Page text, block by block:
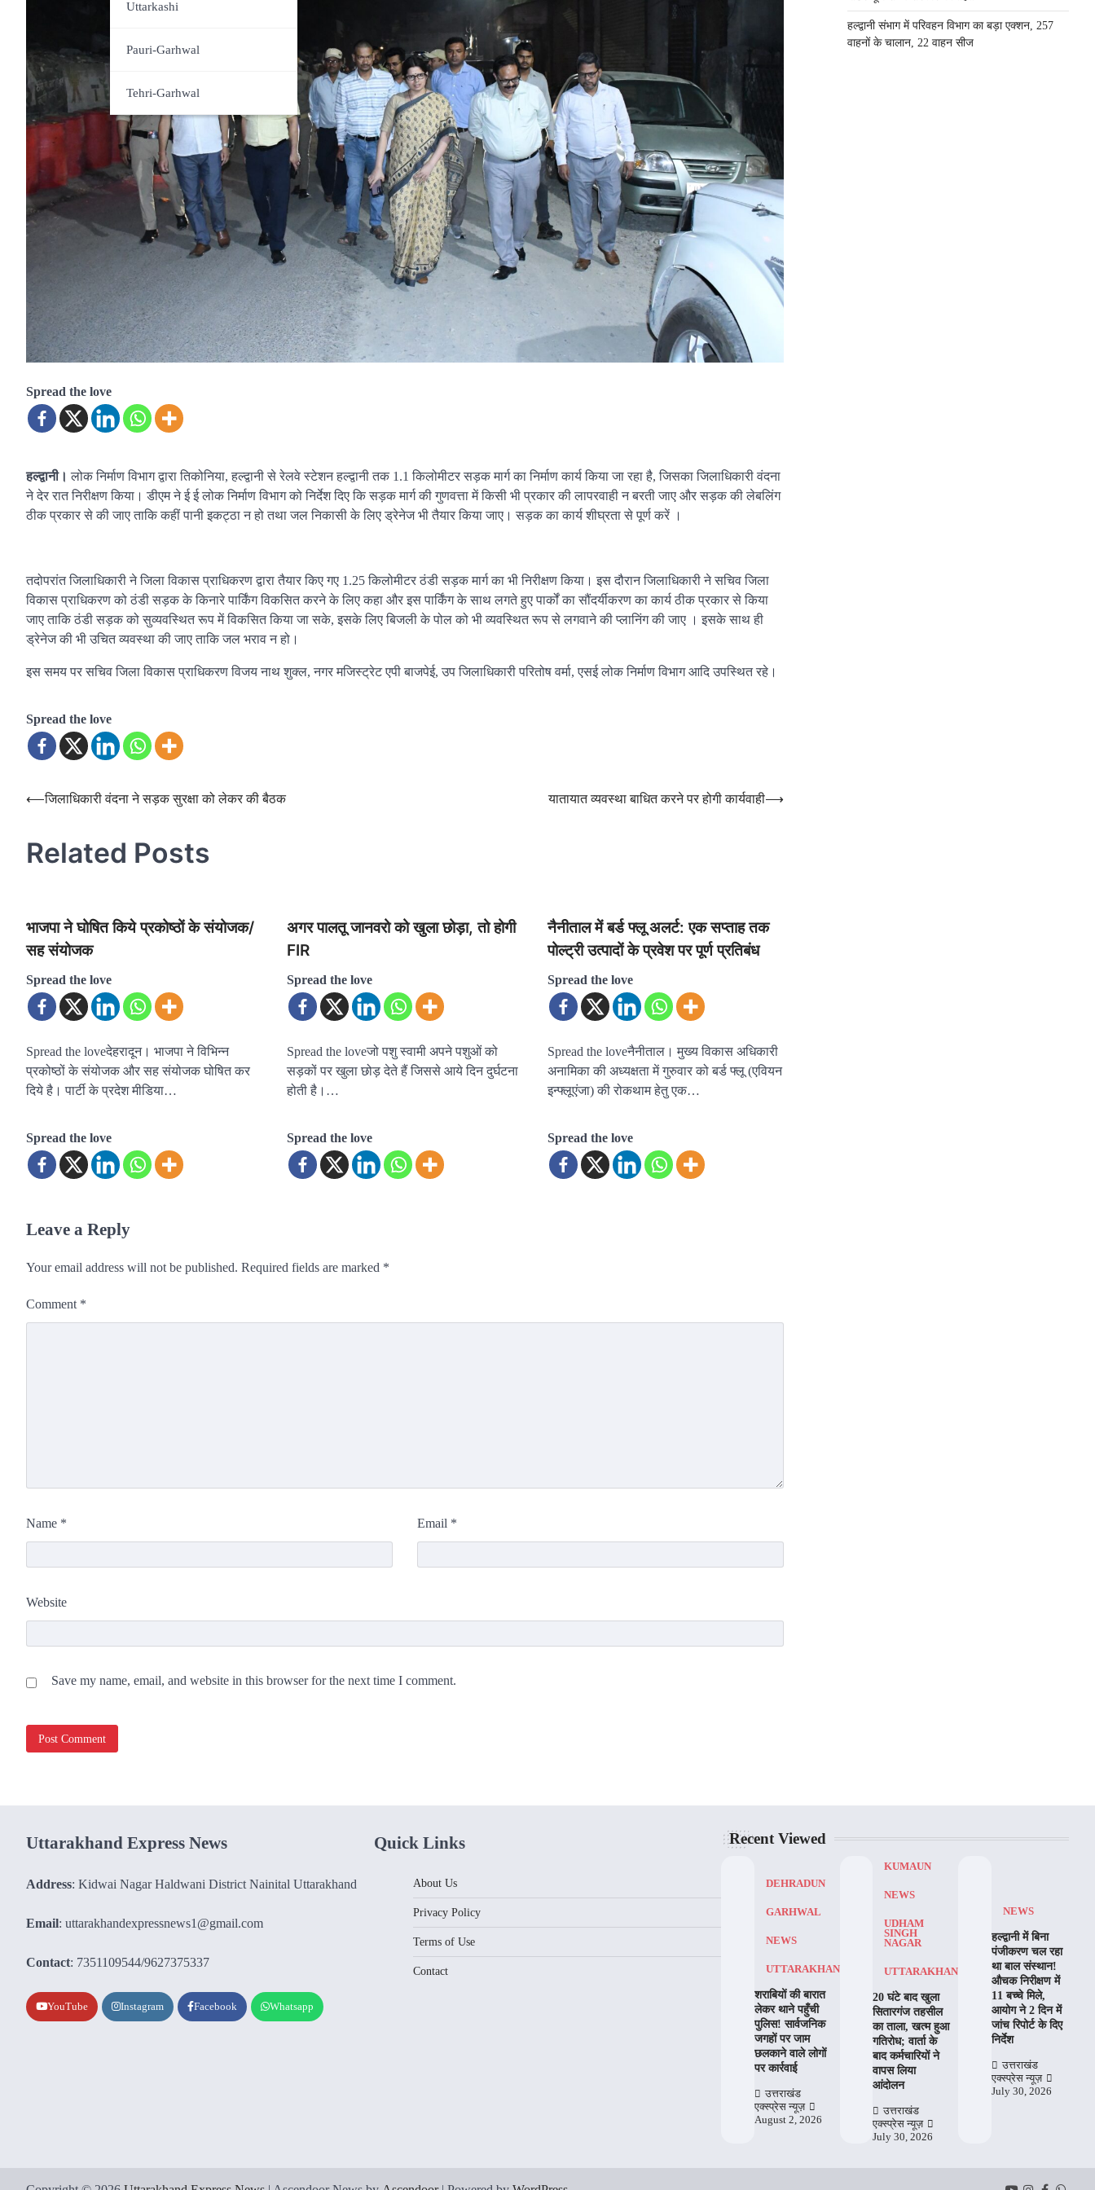
Udham Singh Nagar
Uttarkashi
Pauri-Garhwal
Tehri-Garhwal
Spread the love
हल्द्वानी। लोक निर्माण विभाग द्वारा तिकोनिया, हल्द्वानी से रेलवे स्टेशन हल्द्वानी तक 1.1 किलोमीटर सड़क मार्ग का निर्माण कार्य किया जा रहा है, जिसका जिलाधिकारी वंदना
ने देर रात निरीक्षण किया। डीएम ने ई ई लोक निर्माण विभाग को निर्देश दिए कि सड़क मार्ग की गुणवत्ता में किसी भी प्रकार की लापरवाही न बरती जाए और सड़क की लेबलिंग
ठीक प्रकार से की जाए ताकि कहीं पानी इकट्ठा न हो तथा जल निकासी के लिए ड्रेनेज भी तैयार किया जाए। सड़क का कार्य शीघ्रता से पूर्ण करें ।
तदोपरांत जिलाधिकारी ने जिला विकास प्राधिकरण द्वारा तैयार किए गए 1.25 किलोमीटर ठंडी सड़क मार्ग का भी निरीक्षण किया। इस दौरान जिलाधिकारी ने सचिव जिला
विकास प्राधिकरण को ठंडी सड़क के किनारे पार्किंग विकसित करने के लिए कहा और इस पार्किंग के साथ लगते हुए पार्कों का सौंदर्यीकरण का कार्य ठीक प्रकार से किया
जाए ताकि ठंडी सड़क को सुव्यवस्थित रूप में विकसित किया जा सके, इसके लिए बिजली के पोल को भी व्यवस्थित रूप से लगवाने की प्लानिंग की जाए । इसके साथ ही
ड्रेनेज की भी उचित व्यवस्था की जाए ताकि जल भराव न हो।
इस समय पर सचिव जिला विकास प्राधिकरण विजय नाथ शुक्ल, नगर मजिस्ट्रेट एपी बाजपेई, उप जिलाधिकारी परितोष वर्मा, एसई लोक निर्माण विभाग आदि उपस्थित रहे।
Spread the love
Post
⟵जिलाधिकारी वंदना ने सड़क सुरक्षा को लेकर की बैठक यातायात व्यवस्था बाधित करने पर होगी कार्यवाही⟶
Related Posts
भाजपा ने घोषित किये प्रकोष्ठों के संयोजक/
सह संयोजक
Spread the love
Spread the loveदेहरादून। भाजपा ने विभिन्न
प्रकोष्ठों के संयोजक और सह संयोजक घोषित कर
दिये है। पार्टी के प्रदेश मीडिया…
Spread the love
अगर पालतू जानवरो को खुला छोड़ा, तो होगी
FIR
Spread the love
Spread the loveजो पशु स्वामी अपने पशुओं को
सड़कों पर खुला छोड़ देते हैं जिससे आये दिन दुर्घटना
होती है।…
Spread the love
नैनीताल में बर्ड फ्लू अलर्ट: एक सप्ताह तक
पोल्ट्री उत्पादों के प्रवेश पर पूर्ण प्रतिबंध
Spread the love
Spread the loveनैनीताल। मुख्य विकास अधिकारी
अनामिका की अध्यक्षता में गुरुवार को बर्ड फ्लू (एवियन
इन्फ्लूएंजा) की रोकथाम हेतु एक…
Spread the love
Leave a Reply
Your email address will not be published. Required fields are marked *
Comment *
Name * Email *
Website
Save my name, email, and website in this browser for the next time I comment.
हल्द्वानी संभाग में परिवहन विभाग का बड़ा एक्शन, 257
वाहनों के चालान, 22 वाहन सीज
Uttarakhand Express News
Address: Kidwai Nagar Haldwani District Nainital Uttarakhand
Email: uttarakhandexpressnews1@gmail.com
Contact: 7351109544/9627375337
YouTube Instagram Facebook Whatsapp
Quick Links
About Us
Privacy Policy
Terms of Use
Contact
Recent Viewed
DEHRADUN
GARHWAL
NEWS
UTTARAKHAND
शराबियों की बारात
लेकर थाने पहुँची
पुलिस! सार्वजनिक
जगहों पर जाम
छलकाने वाले लोगों
पर कार्रवाई
उत्तराखंड
एक्स्प्रेस न्यूज़
August 2, 2026
KUMAUN
NEWS
UDHAM
SINGH
NAGAR
UTTARAKHAND
20 घंटे बाद खुला
सितारगंज तहसील
का ताला, खत्म हुआ
गतिरोध; वार्ता के
बाद कर्मचारियों ने
वापस लिया
आंदोलन
उत्तराखंड
एक्स्प्रेस न्यूज़
July 30, 2026
NEWS
हल्द्वानी में बिना
पंजीकरण चल रहा
था बाल संस्थान!
औचक निरीक्षण में
11 बच्चे मिले,
आयोग ने 2 दिन में
जांच रिपोर्ट के दिए
निर्देश
उत्तराखंड
एक्स्प्रेस न्यूज़
July 30, 2026